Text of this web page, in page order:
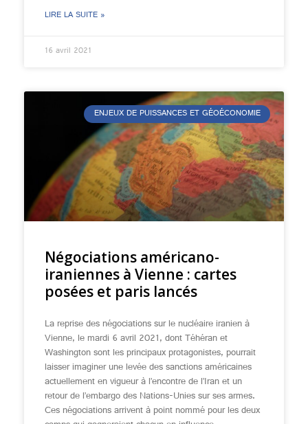
LIRE LA SUITE »
16 avril 2021
ENJEUX DE PUISSANCES ET GÉOÉCONOMIE
Négociations américano-
iraniennes à Vienne : cartes
posées et paris lancés
La reprise des négociations sur le nucléaire iranien à
Vienne, le mardi 6 avril 2021, dont Téhéran et
Washington sont les principaux protagonistes, pourrait
laisser imaginer une levée des sanctions américaines
actuellement en vigueur à l’encontre de l’Iran et un
retour de l’embargo des Nations-Unies sur ses armes.
Ces négociations arrivent à point nommé pour les deux